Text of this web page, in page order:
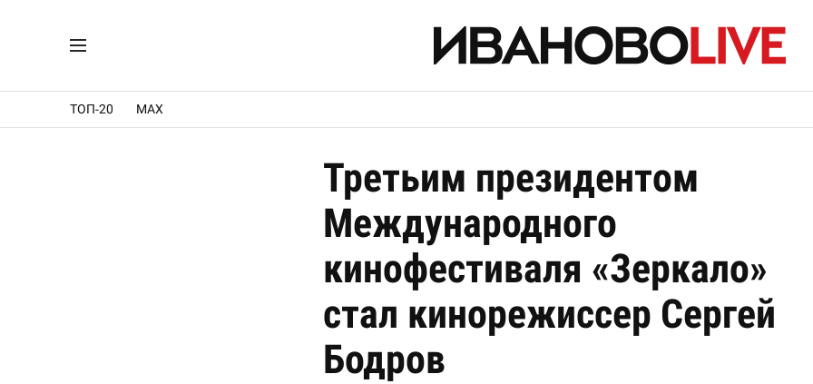
ТОП-20 MAX
Третьим президентом
Международного
кинофестиваля «Зеркало»
стал кинорежиссер Сергей
Бодров